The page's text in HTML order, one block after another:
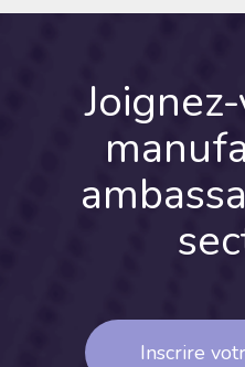
Inscrire